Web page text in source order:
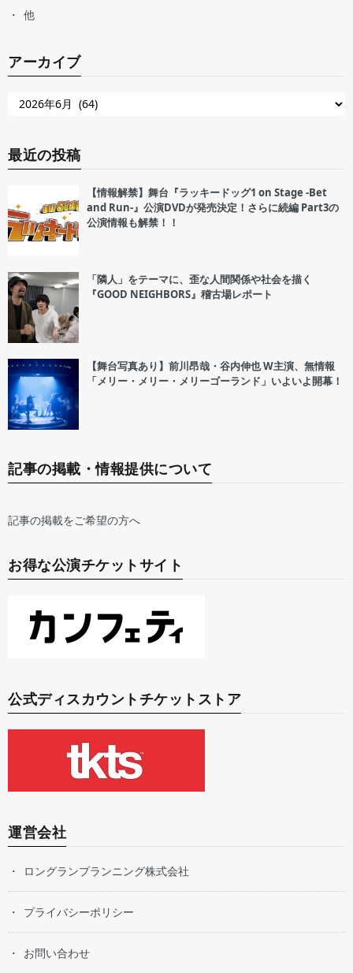
他
アーカイブ
最近の投稿
【情報解禁】舞台『ラッキードッグ1 on Stage -Bet
and Run-』公演DVDが発売決定！さらに続編 Part3の
公演情報も解禁！！
「隣人」をテーマに、歪な人間関係や社会を描く
『GOOD NEIGHBORS』稽古場レポート
【舞台写真あり】前川昂哉・谷内伸也 W主演、無情報
「メリー・メリー・メリーゴーランド」いよいよ開幕！
記事の掲載・情報提供について
記事の掲載をご希望の方へ
お得な公演チケットサイト
公式ディスカウントチケットストア
運営会社
ロングランプランニング株式会社
プライバシーポリシー
お問い合わせ